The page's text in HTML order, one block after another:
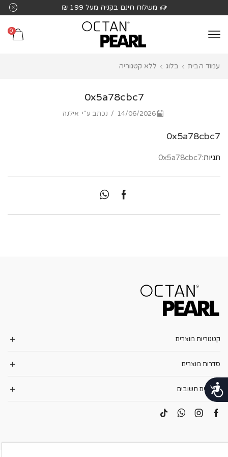
לֵב:
בְּאֲתָר
מַעֲרֶכֶת
הָאֲתָר.
נגישות
משלוח חינם בקניה מעל 199 ₪
0
עמוד הבית בלוג ללא קטגוריה
0x5a78cbc7
14/06/2026
/ נכתב ע"י אילנה
0x5a78cbc7
תגיות:0x5a78cbc7
קטגוריות מוצרים
סדרות מוצרים
קישורים חשובים